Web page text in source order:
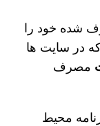
شده خود را
که در سایت‌ ها
مصرف
محیط